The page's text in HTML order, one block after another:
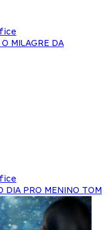
MILAGRE DA
PRO MENINO TOM